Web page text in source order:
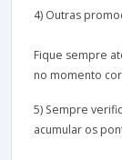
4) Outras
Fique sempre
no momento
5) Sempre
acumular os